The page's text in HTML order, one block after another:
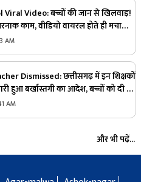
Viral Video: बच्चों की जान से खिलवाड़!
काम, वीडियो वायरल होते ही मचा
AM
Dismissed: छत्तीसगढ़ में इन शिक्षकों
हुआ बर्खास्तगी का आदेश, बच्चों को दी थी
AM
और भी पढ़ें...